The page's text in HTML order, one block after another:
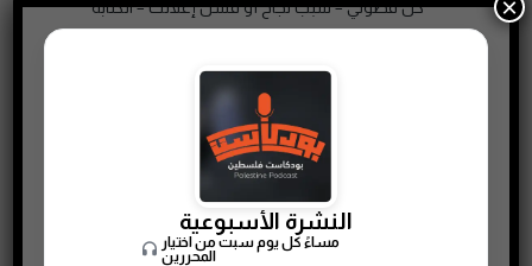
كنّ فضولي – سبب نجاح أو فشل إعلانك – الكتابة
النشرة الأسبوعية
مساءً كل يوم سبت من اختيار
المحررين
×